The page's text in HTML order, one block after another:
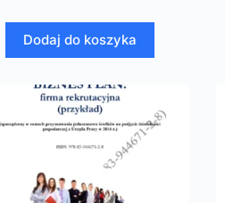
Dodaj do koszyka